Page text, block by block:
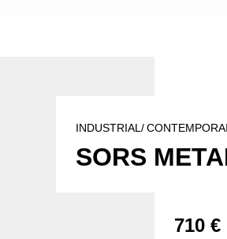
INDUSTRIAL/
SORS
710 €